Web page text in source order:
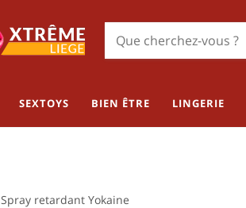
SEXTOYS BIEN ÊTRE LINGERIE
Spray retardant Yokaine